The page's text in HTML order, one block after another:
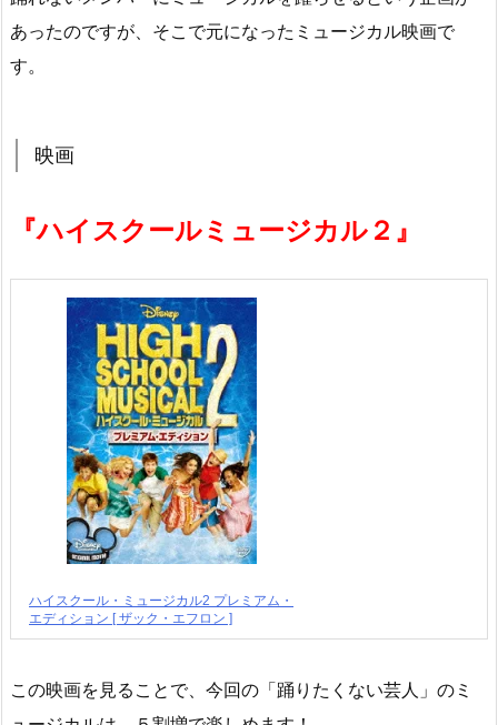
あったのですが、そこで元になったミュージカル映画で
す。
映画
『ハイスクールミュージカル２』
ハイスクール・ミュージカル2 プレミアム・
エディション [ ザック・エフロン ]
この映画を見ることで、今回の「踊りたくない芸人」のミ